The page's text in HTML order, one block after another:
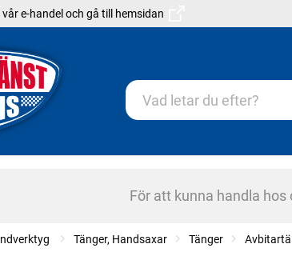
e-handel och gå till hemsidan
För att kunna handla
Tänger, Handsaxar Tänger